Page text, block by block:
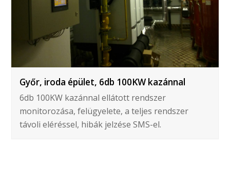
Győr, iroda épület, 6db 100KW kazánnal
6db 100KW kazánnal ellátott rendszer
monitorozása, felügyelete, a teljes rendszer
távoli eléréssel, hibák jelzése SMS-el.